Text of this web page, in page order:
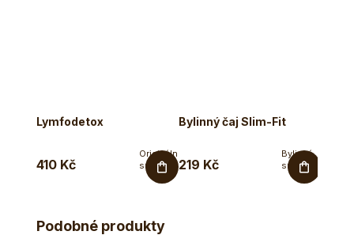
Lymfodetox
410 Kč
Originální
směs
Ecce
pro
Bylinný čaj Slim-Fit
219 Kč
Bylinná
směs
pro
Podobné produkty